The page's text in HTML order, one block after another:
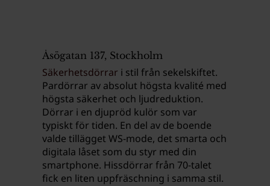
Åsögatan 137, Stockholm
Säkerhetsdörrar i stil från sekelskiftet.
Pardörrar av absolut högsta kvalité med
högsta säkerhet och ljudreduktion.
Dörrar i en djupröd kulör som var
typiskt för tiden. En del av de boende
valde tillägget WS-mode, det smarta och
digitala låset som du styr med din
smartphone. Hissdörrar från 70-talet
fick en liten uppfräschning i samma stil.